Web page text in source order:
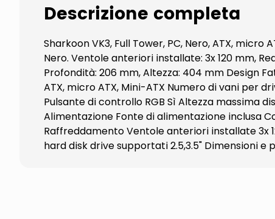
Descrizione completa
Sharkoon VK3, Full Tower, PC, Nero, ATX,
Nero. Ventole anteriori installate: 3x 120 mm,
Profondità: 206 mm, Altezza: 404 mm Design
ATX, micro ATX, Mini-ATX Numero di vani per
Pulsante di controllo RGB Sì Altezza massima
Alimentazione Fonte di alimentazione inclusa
Raffreddamento Ventole anteriori installate 3x
hard disk drive supportati 2.5,3.5" Dimensioni e